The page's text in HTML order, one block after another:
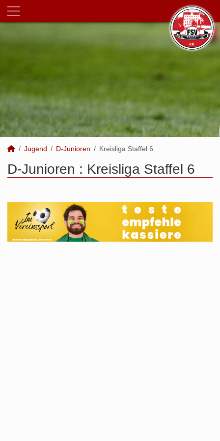
Jugend D-Junioren Kreisliga Staffel 6
D-Junioren : Kreisliga Staffel 6